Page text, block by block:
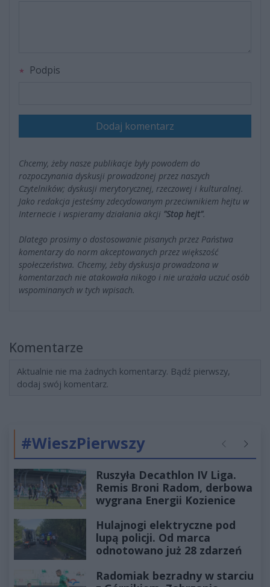
Podpis
Dodaj komentarz
Chcemy, żeby nasze publikacje były powodem do
rozpoczynania dyskusji prowadzonej przez naszych
Czytelników; dyskusji merytorycznej, rzeczowej i kulturalnej.
Jako redakcja jesteśmy zdecydowanym przeciwnikiem hejtu w
Internecie i wspieramy działania akcji "Stop hejt".
Dlatego prosimy o dostosowanie pisanych przez Państwa
komentarzy do norm akceptowanych przez większość
społeczeństwa. Chcemy, żeby dyskusja prowadzona w
komentarzach nie atakowała nikogo i nie urażała uczuć osób
wspominanych w tych wpisach.
Komentarze
Aktualnie nie ma żadnych komentarzy. Bądź pierwszy,
dodaj swój komentarz.
#WieszPierwszy Poprzednie
Ruszyła Decathlon IV Liga.
Remis Broni Radom, derbowa
wygrana Energii Kozienice
Hulajnogi elektryczne pod
lupą policji. Od marca
odnotowano już 28 zdarzeń
Radomiak bezradny w starciu